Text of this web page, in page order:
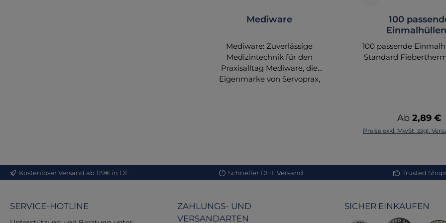
Mediware
Mediware: Zuverlässige
Medizintechnik für den
Praxisalltag Mediware, die
Eigenmarke von Servoprax,
Servoprax steht Mediware für
Qualität, Funktionalität und
von diagnostischen Geräten bis
100
Schutzhüllen für
100 passende
Standard
Regulärer
Ab 2,89 €
Preise exkl. MwSt. zzgl.
Kostenloser Versand ab 119€ in DE Schneller DHL Versand Trusted
SERVICE-HOTLINE
ZAHLUNGS- UND
VERSANDARTEN
SICHER EINKAUFEN